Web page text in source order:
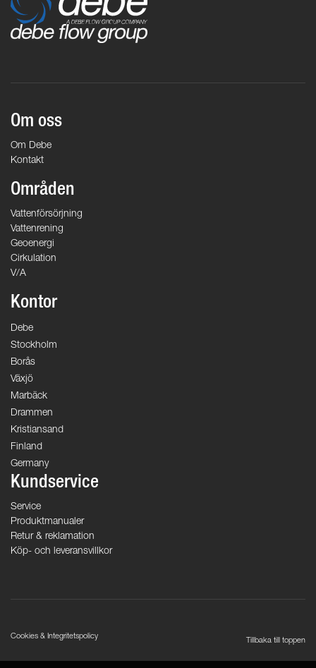
Om oss
Om Debe
Kontakt
Områden
Vattenförsörjning
Vattenrening
Geoenergi
Cirkulation
V/A
Kontor
Debe
Stockholm
Borås
Växjö
Marbäck
Drammen
Kristiansand
Finland
Germany
Kundservice
Service
Produktmanualer
Retur & reklamation
Köp- och leveransvillkor
Cookies & Integritetspolicy
Tillbaka till toppen